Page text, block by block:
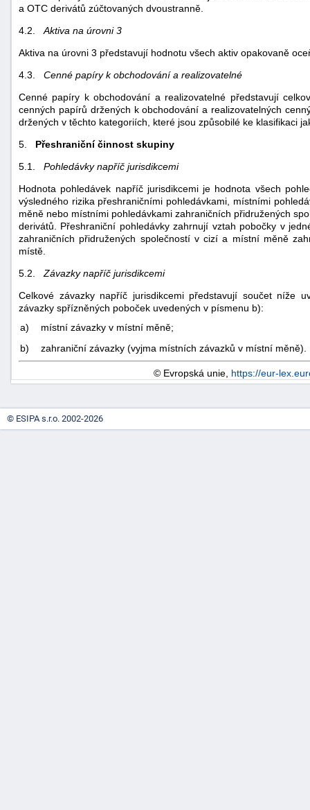
a OTC derivátů zúčtovaných dvoustranně.
4.2. Aktiva na úrovni 3
Aktiva na úrovni 3 představují hodnotu všech aktiv opakovaně
4.3. Cenné papíry k obchodování a realizovatelné
Cenné papíry k obchodování a realizovatelné představují
cenných papírů držených k obchodování a realizovatelných
držených v těchto kategoriích, které jsou způsobilé ke klasifikaci
5. Přeshraniční činnost skupiny
5.1. Pohledávky napříč jurisdikcemi
Hodnota pohledávek napříč jurisdikcemi je hodnota všech
výsledného rizika přeshraničními pohledávkami, místními
měně nebo místními pohledávkami zahraničních přidružených
derivátů. Přeshraniční pohledávky zahrnují vztah pobočky v
zahraničních přidružených společností v cizí a místní měně
místě.
5.2. Závazky napříč jurisdikcemi
Celkové závazky napříč jurisdikcemi představují součet níže
závazky spřízněných poboček uvedených v písmenu b):
a)
místní závazky v místní měně;
b)
zahraniční závazky (vyjma místních závazků v místní měně).
© Evropská unie, https://eur-
© ESIPA s.r.o. 2002-2026